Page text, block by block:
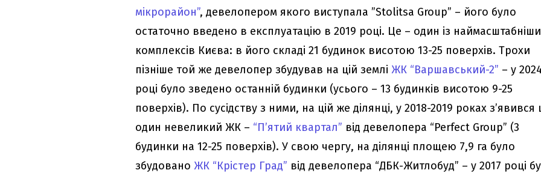
мікрорайон”, девелопером якого виступала ”Stolitsa Group” – його було
остаточно введено в експлуатацію в 2019 році. Це – один із
комплексів Києва: в його складі 21 будинок висотою 13-25 поверхів. Трохи
пізніше той же девелопер збудував на цій земліЖК “Варшавський-2” – у
році було зведено останній будинки (усього – 13 будинків висотою 9-25
поверхів). По сусідству з ними, на цій же ділянці, у 2018-2019 роках
один невеликий ЖК – “П’ятий квартал” від девелопера “Perfect Group” (3
будинки на 12-25 поверхів). У свою чергу, на ділянці площею 7,9 га було
збудованоЖК “Крістер Град” від девелопера “ДБК-Житлобуд” – у 2017 році